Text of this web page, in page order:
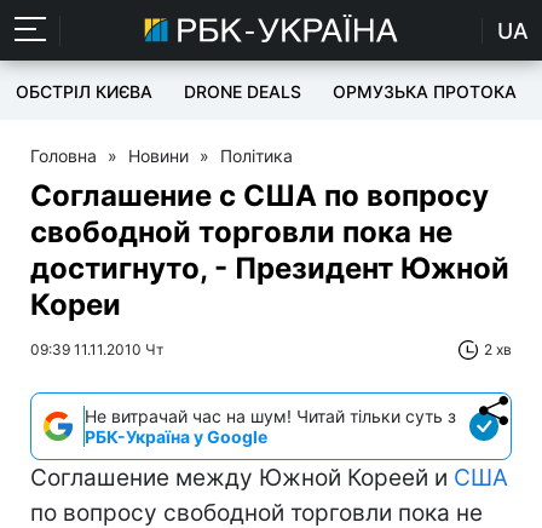
UA
ОБСТРІЛ КИЄВА DRONE DEALS ОРМУЗЬКА ПРОТОКА
Головна » Новини » Політика
Соглашение с США по вопросу
свободной торговли пока не
достигнуто, - Президент Южной
Кореи
09:39 11.11.2010 Чт 2 хв
Не витрачай час на шум! Читай тільки суть з
РБК-Україна у Google
Соглашение между Южной Кореей и США
по вопросу свободной торговли пока не